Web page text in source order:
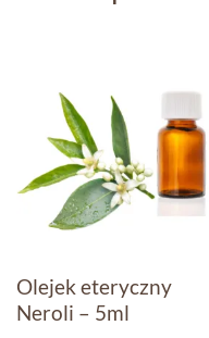
Olejek eteryczny
Neroli – 5ml